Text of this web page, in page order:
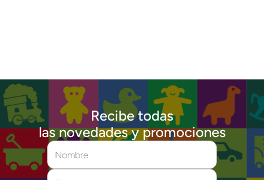
Recibe todas
las novedades y promociones